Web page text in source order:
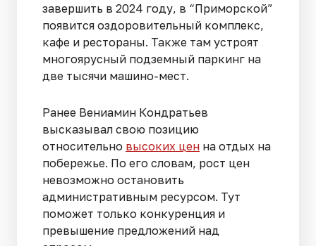
завершить в 2024 году, в “Приморской”
появится оздоровительный комплекс,
кафе и рестораны. Также там устроят
многоярусный подземный паркинг на
две тысячи машино-мест.
Ранее Вениамин Кондратьев
высказывал свою позицию
относительно высоких цен на отдых на
побережье. По его словам, рост цен
невозможно остановить
административным ресурсом. Тут
поможет только конкуренция и
превышение предложений над